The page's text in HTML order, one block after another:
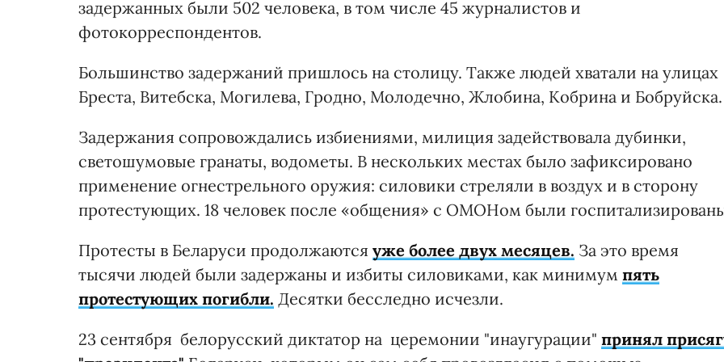
задержанных были 502 человека, в том числе 45 журналистов и
фотокорреспондентов.
Большинство задержаний пришлось на столицу. Также людей хватали на улицах
Бреста, Витебска, Могилева, Гродно, Молодечно, Жлобина, Кобрина и Бобруйска.
Задержания сопровождались избиениями, милиция задействовала дубинки,
светошумовые гранаты, водометы. В нескольких местах было зафиксировано
применение огнестрельного оружия: силовики стреляли в воздух и в сторону
протестующих. 18 человек после «общения» с ОМОНом были
Протесты в Беларуси продолжаются уже более двух месяцев. За это время
тысячи людей были задержаны и избиты силовиками, как минимум пять
протестующих погибли. Десятки бесследно исчезли.
23 сентября белорусский диктатор на церемонии "инаугурации" принял